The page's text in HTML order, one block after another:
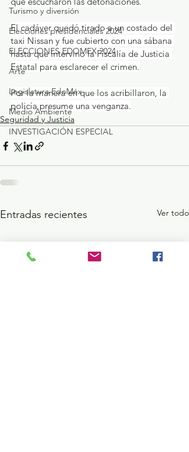
Turismo y diversión
Elecciones presidenciales 2024
ELECCIONES EDOMEX 2024
Arte
Legislatura EdoMéx
Medio Ambiente
INVESTIGACIÓN ESPECIAL
El cadáver quedó tirado a un costado del
taxi Nissan y fue cubierto con una sábana
hasta que intervino la Fiscalía de Justicia
Estatal para esclarecer el crimen.
Por la manera en que los acribillaron, la
policía presume una venganza.
Seguridad y Justicia
Entradas recientes Ver todo